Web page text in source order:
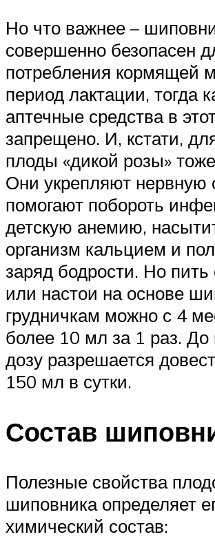
Но что важнее –
совершенно безопасен
потребления кормящей
период лактации, тогда
аптечные средства в
запрещено. И, кстати,
плоды «дикой розы»
Они укрепляют нервную
помогают побороть
детскую анемию,
организм кальцием и
заряд бодрости. Но пить
или настои на основе
грудничкам можно с 4
более 10 мл за 1 раз. До
дозу разрешается
150 мл в сутки.
Состав
Полезные свойства
шиповника определяет
химический состав: